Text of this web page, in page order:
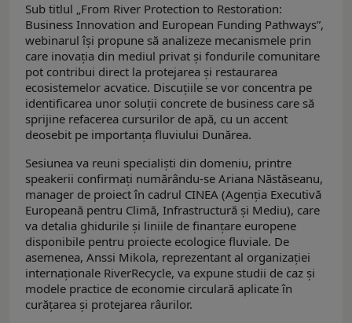
Sub titlul „From River Protection to Restoration:
Business Innovation and European Funding Pathways”,
webinarul își propune să analizeze mecanismele prin
care inovația din mediul privat și fondurile comunitare
pot contribui direct la protejarea și restaurarea
ecosistemelor acvatice. Discuțiile se vor concentra pe
identificarea unor soluții concrete de business care să
sprijine refacerea cursurilor de apă, cu un accent
deosebit pe importanța fluviului Dunărea.
Sesiunea va reuni specialiști din domeniu, printre
speakerii confirmați numărându-se Ariana Năstăseanu,
manager de proiect în cadrul CINEA (Agenția Executivă
Europeană pentru Climă, Infrastructură și Mediu), care
va detalia ghidurile și liniile de finanțare europene
disponibile pentru proiecte ecologice fluviale. De
asemenea, Anssi Mikola, reprezentant al organizației
internaționale RiverRecycle, va expune studii de caz și
modele practice de economie circulară aplicate în
curățarea și protejarea râurilor.